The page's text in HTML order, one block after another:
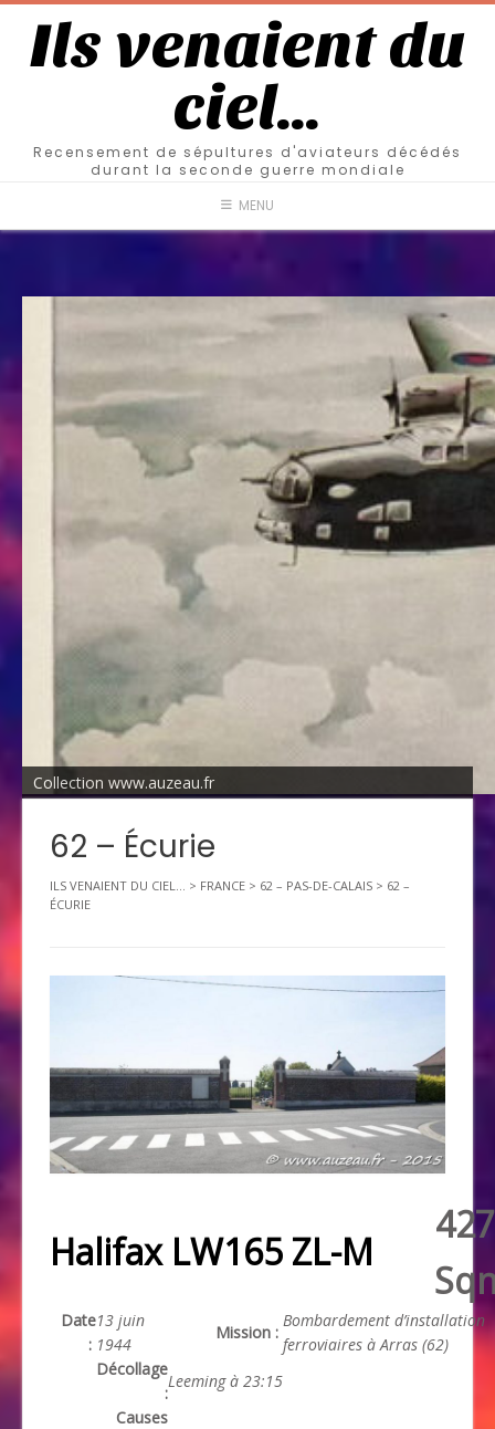
Ils venaient du
ciel…
Recensement de sépultures d'aviateurs décédés
durant la seconde guerre mondiale
MENU
Collection www.auzeau.fr
62 – Écurie
ILS VENAIENT DU CIEL... > FRANCE > 62 – PAS-DE-CALAIS > 62 –
ÉCURIE
Halifax LW165 ZL-M
427
Date
:
13 juin
1944
Mission :
Bombardement d’installation
ferroviaires à Arras (62)
Décollage
:
Leeming à 23:15
Causes